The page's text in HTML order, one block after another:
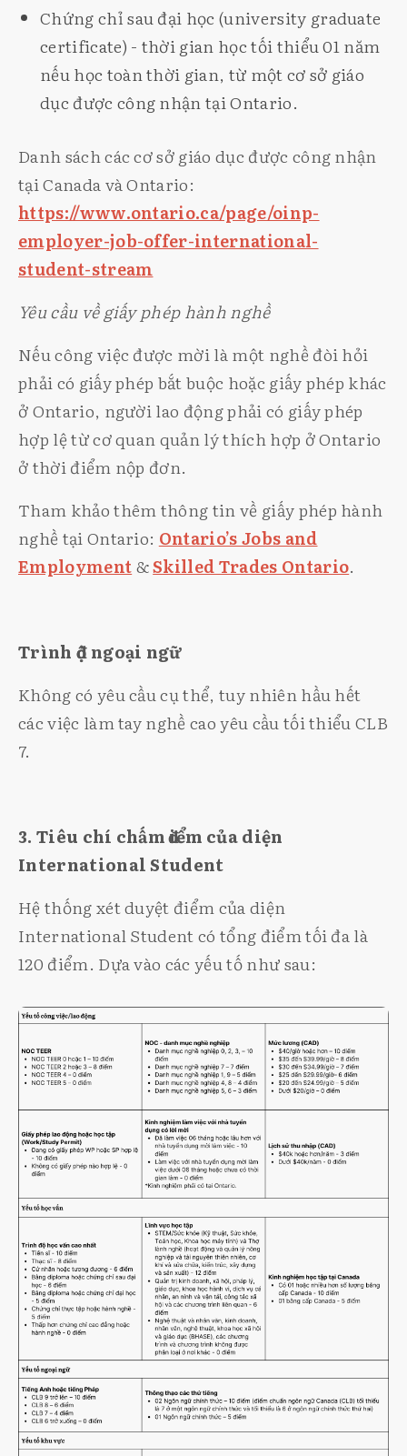
Chứng chỉ sau đại học (university graduate
certificate) - thời gian học tối thiểu 01 năm
nếu học toàn thời gian, từ một cơ sở giáo
dục được công nhận tại Ontario.
Danh sách các cơ sở giáo dục được công nhận
tại Canada và Ontario:
https://www.ontario.ca/page/oinp-
employer-job-offer-international-
student-stream
Yêu cầu về giấy phép hành nghề
Nếu công việc được mời là một nghề đòi hỏi
phải có giấy phép bắt buộc hoặc giấy phép khác
ở Ontario, người lao động phải có giấy phép
hợp lệ từ cơ quan quản lý thích hợp ở Ontario
ở thời điểm nộp đơn.
Tham khảo thêm thông tin về giấy phép hành
nghề tại Ontario: Ontario’s Jobs and
Employment&Skilled Trades Ontario.
Trình độ ngoại ngữ
Không có yêu cầu cụ thể, tuy nhiên hầu hết
các việc làm tay nghề cao yêu cầu tối thiểu CLB
7.
3. Tiêu chí chấm điểm của diện
International Student
Hệ thống xét duyệt điểm của diện
International Student có tổng điểm tối đa là
120 điểm. Dựa vào các yếu tố như sau: